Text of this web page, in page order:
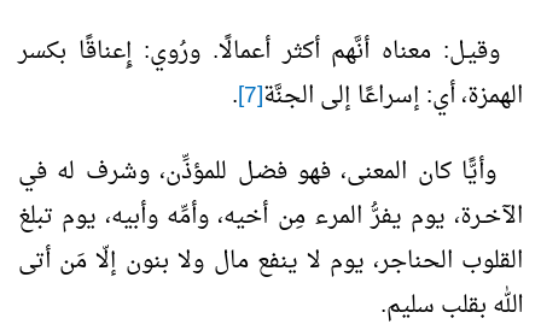
وقيـل: معناه أنَّهم أكثر أعمالًا. ورُوي: إِعناقًا بكسر
الهمزة، أي: إسراعًا إلى الجنَّة[7]
.
وأيًّا كان المعنى، فهو فضـل للمؤذِّن، وشرف له في
الآخـرة، يوم يفرُّ المرء مِن أخيه، وأمِّه وأبيه، يوم تبلغ
القلوب الحناجر، يوم لا ينفع مال ولا بنون إلّا مَن أتى
الله بقلب سليم.